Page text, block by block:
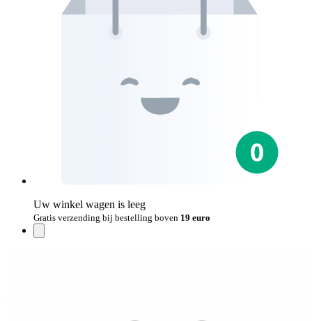
Uw winkel wagen is leeg
Gratis verzending bij bestelling boven 19 euro